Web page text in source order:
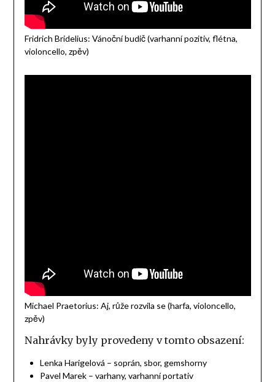
Fridrich Bridelius: Vánoční budič (varhanní pozitiv, flétna,
violoncello, zpěv)
Michael Praetorius: Aj, růže rozvila se (harfa, violoncello,
zpěv)
Nahrávky byly provedeny v tomto obsazení:
Lenka Harigelová – soprán, sbor, gemshorny
Pavel Marek – varhany, varhanní portativ